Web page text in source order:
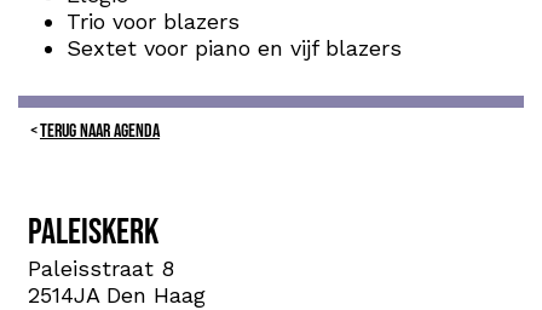
Trio voor blazers
Sextet voor piano en vijf blazers
TERUG NAAR AGENDA
Paleiskerk
Paleisstraat 8
2514JA Den Haag